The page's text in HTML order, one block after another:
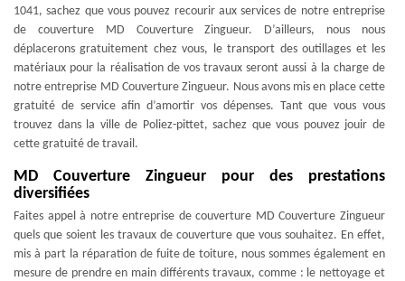
1041, sachez que vous pouvez recourir aux services de notre entreprise
de couverture MD Couverture Zingueur. D’ailleurs, nous nous
déplacerons gratuitement chez vous, le transport des outillages et les
matériaux pour la réalisation de vos travaux seront aussi à la charge de
notre entreprise MD Couverture Zingueur. Nous avons mis en place cette
gratuité de service afin d’amortir vos dépenses. Tant que vous vous
trouvez dans la ville de Poliez-pittet, sachez que vous pouvez jouir de
cette gratuité de travail.
MD Couverture Zingueur pour des prestations
diversifiées
Faites appel à notre entreprise de couverture MD Couverture Zingueur
quels que soient les travaux de couverture que vous souhaitez. En effet,
mis à part la réparation de fuite de toiture, nous sommes également en
mesure de prendre en main différents travaux, comme : le nettoyage et